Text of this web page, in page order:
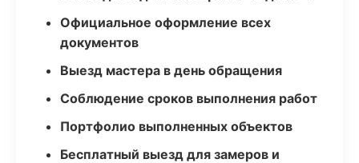
Официальное оформление всех
документов
Выезд мастера в день обращения
Соблюдение сроков выполнения работ
Портфолио выполненных объектов
Бесплатный выезд для замеров и